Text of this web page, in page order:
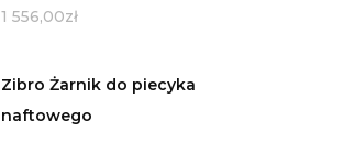
1 556,00zł
Zibro Żarnik do piecyka
naftowego